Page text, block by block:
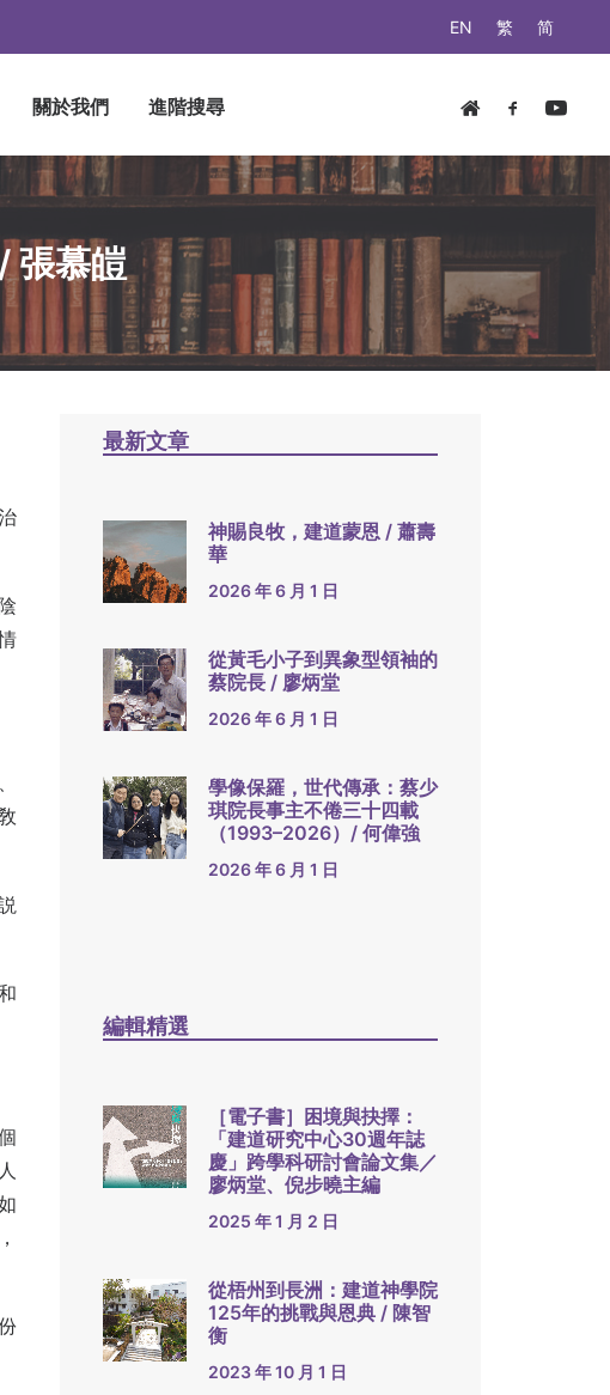
EN 繁 简
關於我們 進階搜尋
張慕皚
最新文章
神賜良牧，建道蒙恩 / 蕭壽
華
2026 年 6 月 1 日
從黃毛小子到異象型領袖的
蔡院長 / 廖炳堂
2026 年 6 月 1 日
學像保羅，世代傳承：蔡少
琪院長事主不倦三十四載
（1993–2026）/ 何偉強
2026 年 6 月 1 日
編輯精選
［電子書］困境與抉擇：
「建道研究中心30週年誌
慶」跨學科研討會論文集／
廖炳堂、倪步曉主編
2025 年 1 月 2 日
從梧州到長洲：建道神學院
125年的挑戰與恩典 / 陳智
衡
2023 年 10 月 1 日